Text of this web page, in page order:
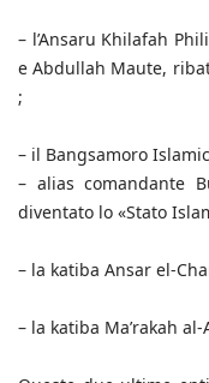
– l’Ansaru Khilafah
e Abdullah Maute,
;
– il Bangsamoro
– alias comandante
diventato lo «Stato
– la katiba Ansar el-
– la katiba Ma’rakah